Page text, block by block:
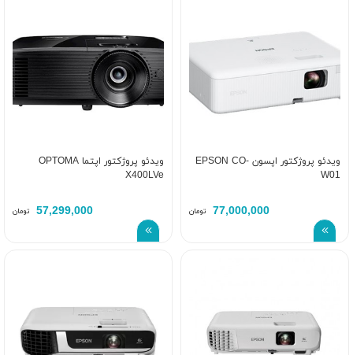
ویدئو پروژکتور اپسون EPSON CO-
W01
77,000,000 تومان
ویدئو پروژکتور اپتما OPTOMA
X400LVe
57,299,000 تومان